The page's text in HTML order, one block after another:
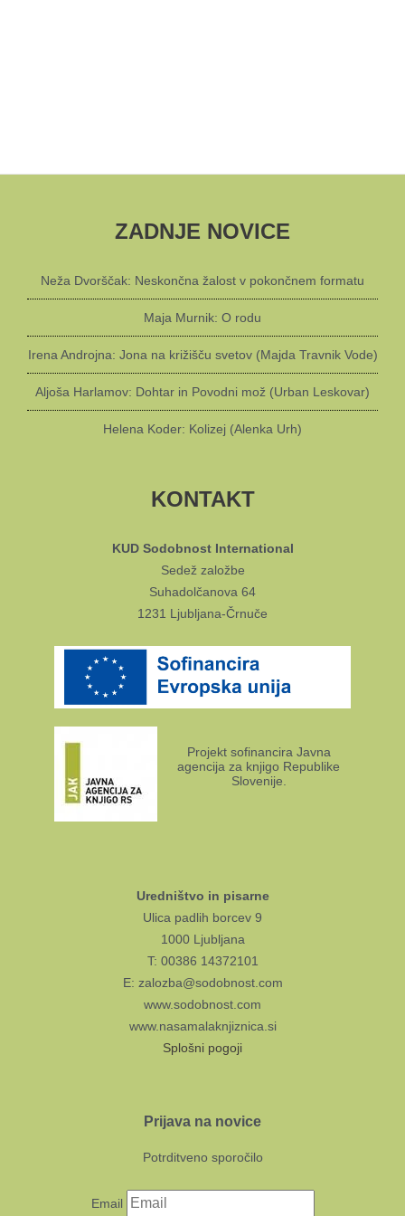
ZADNJE NOVICE
Neža Dvorščak: Neskončna žalost v pokončnem formatu
Maja Murnik: O rodu
Irena Androjna: Jona na križišču svetov (Majda Travnik Vode)
Aljoša Harlamov: Dohtar in Povodni mož (Urban Leskovar)
Helena Koder: Kolizej (Alenka Urh)
KONTAKT
KUD Sodobnost International
Sedež založbe
Suhadolčanova 64
1231 Ljubljana-Črnuče
Projekt sofinancira Javna
agencija za knjigo Republike
Slovenije.
Uredništvo in pisarne
Ulica padlih borcev 9
1000 Ljubljana
T: 00386 14372101
E: zalozba@sodobnost.com
www.sodobnost.com
www.nasamalaknjiznica.si
Splošni pogoji
Prijava na novice
Potrditveno sporočilo
Email